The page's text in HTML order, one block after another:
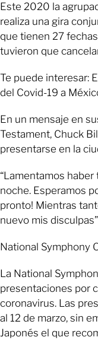
Este 2020 la
realiza una gira
que tienen 27
tuvieron que
Te puede interesar:
del Covid-19 a
En un mensaje en
Testament, Chuck
presentarse en la
“Lamentamos
noche. Esperamos
pronto! Mientras
nuevo mis
National Symphony
La National
presentaciones por
coronavirus. Las
al 12 de marzo, sin
Japonés el que